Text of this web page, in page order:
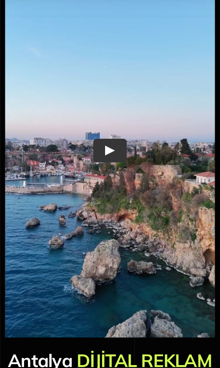
Antalya DİJİTAL REKLAM